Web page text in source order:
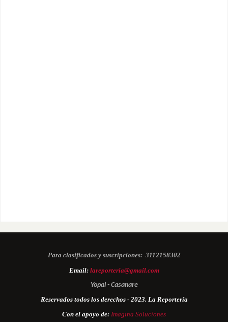
Para clasificados y suscripciones: 3112158302
Email: lareporteria@gmail.com
Yopal - Casanare
Reservados todos los derechos - 2023. La Reportería
Con el apoyo de: Imagina Soluciones